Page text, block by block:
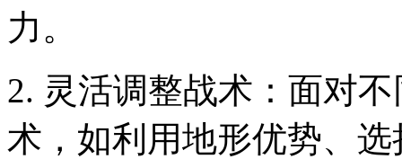
力。
2. 灵活调整战术：面对
术，如利用地形优势、